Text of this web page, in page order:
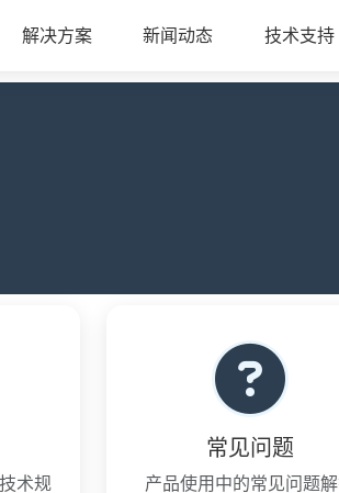
解决方案 新闻动态 技术支持
术规
常见问题
产品使用中的常见问题